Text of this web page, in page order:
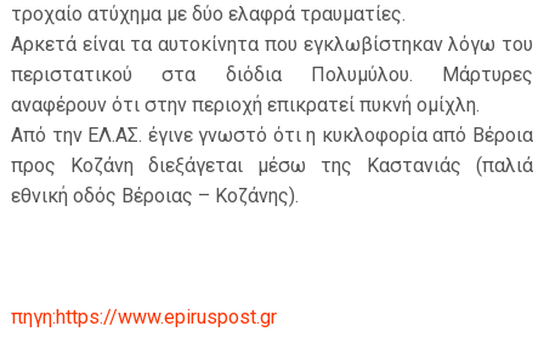
τροχαίο ατύχημα με δύο ελαφρά τραυματίες.
Αρκετά είναι τα αυτοκίνητα που εγκλωβίστηκαν λόγω του
περιστατικού στα διόδια Πολυμύλου. Μάρτυρες
αναφέρουν ότι στην περιοχή επικρατεί πυκνή ομίχλη.
Από την ΕΛ.ΑΣ. έγινε γνωστό ότι η κυκλοφορία από Βέροια
προς Κοζάνη διεξάγεται μέσω της Καστανιάς (παλιά
εθνική οδός Βέροιας – Κοζάνης).
πηγη:https://www.epiruspost.gr